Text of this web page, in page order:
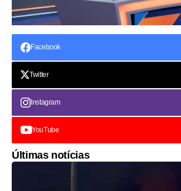
Facebook
Twitter
Instagram
YouTube
Últimas notícias